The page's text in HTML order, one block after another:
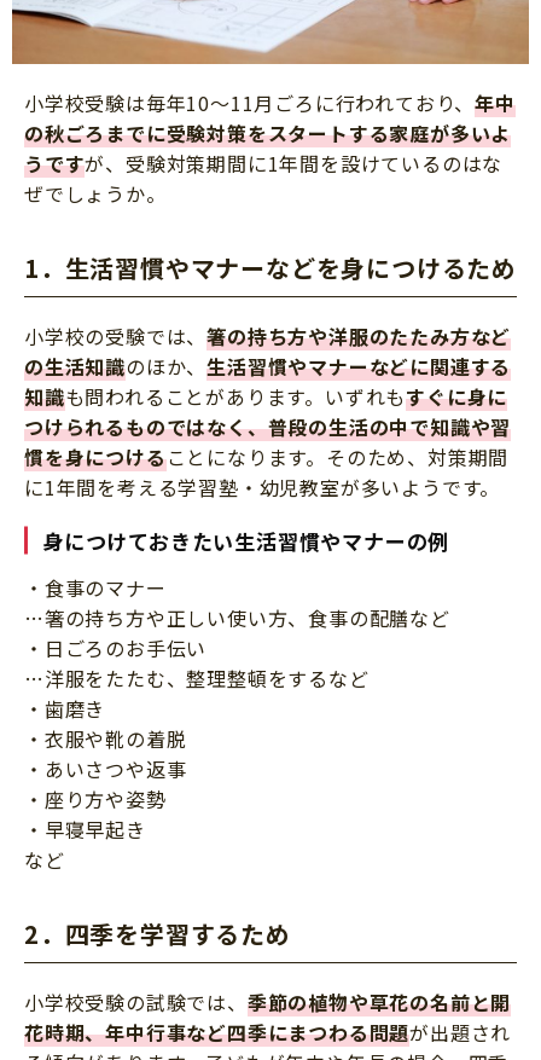
小学校受験は毎年10～11月ごろに行われており、年中
の秋ごろまでに受験対策をスタートする家庭が多いよ
うですが、受験対策期間に1年間を設けているのはな
ぜでしょうか。
1．生活習慣やマナーなどを身につけるため
小学校の受験では、箸の持ち方や洋服のたたみ方など
の生活知識のほか、生活習慣やマナーなどに関連する
知識も問われることがあります。いずれもすぐに身に
つけられるものではなく、普段の生活の中で知識や習
慣を身につけることになります。そのため、対策期間
に1年間を考える学習塾・幼児教室が多いようです。
身につけておきたい生活習慣やマナーの例
・食事のマナー
…箸の持ち方や正しい使い方、食事の配膳など
・日ごろのお手伝い
…洋服をたたむ、整理整頓をするなど
・歯磨き
・衣服や靴の着脱
・あいさつや返事
・座り方や姿勢
・早寝早起き
など
2．四季を学習するため
小学校受験の試験では、 季節の植物や草花の名前と開
花時期、年中行事など四季にまつわる問題が出題され